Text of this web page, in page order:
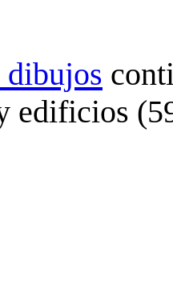
edificios